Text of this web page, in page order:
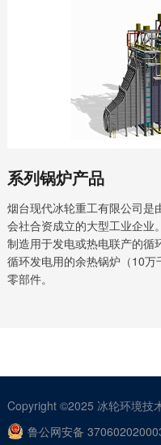
系列锅炉产品
烟台现代冰轮重工有限公司是
会社合资成立的大型工业企业
制造用于发电或热电联产的
循环发电用的余热锅炉（10万
零部件。
Copyright ©2025 冰轮环境技
鲁公网安备